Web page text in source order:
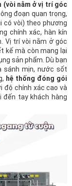
(vòi nằm ở vị trí góc
đoạn quan trọng,
có vòi) theo phương
chính xác, hàn kín
Vị trí vòi nằm ở góc
kế mà còn mang lại
sản phẩm. Dù bạn
sánh mịn, nước sốt
hệ thống đóng gói
độ chính xác cao và
tay khách hàng